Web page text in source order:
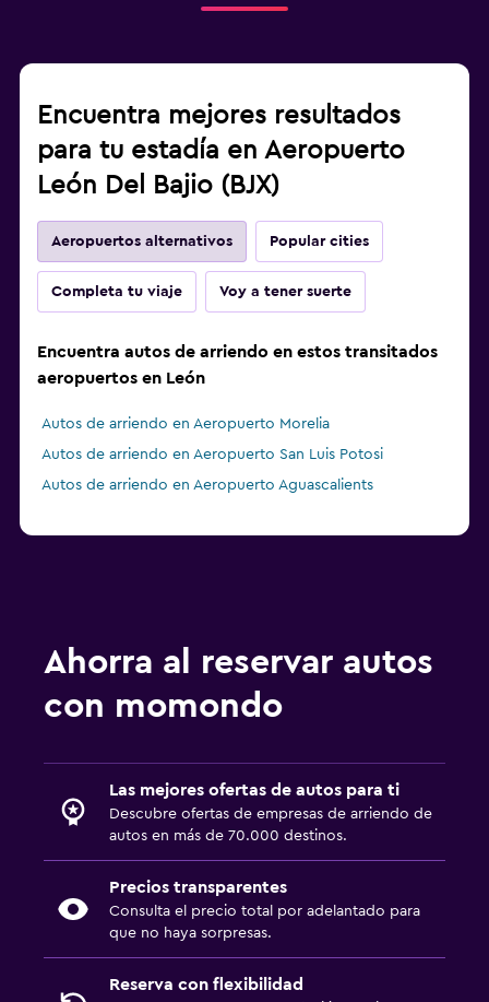
Encuentra mejores resultados
para tu estadía en Aeropuerto
León Del Bajio (BJX)
Aeropuertos alternativos Popular cities
Completa tu viaje Voy a tener suerte
Encuentra autos de arriendo en estos transitados
aeropuertos en León
Autos de arriendo en Aeropuerto Morelia
Autos de arriendo en Aeropuerto San Luis Potosi
Autos de arriendo en Aeropuerto Aguascalients
Ahorra al reservar autos
con momondo
Las mejores ofertas de autos para ti
Descubre ofertas de empresas de arriendo de
autos en más de 70.000 destinos.
Precios transparentes
Consulta el precio total por adelantado para
que no haya sorpresas.
Reserva con flexibilidad